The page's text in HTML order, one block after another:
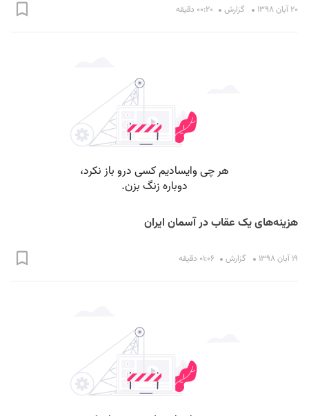
۲۰ آبان ۱۳۹۸ گزارش ۰۰:۲۰ دقیقه
هزینه‌های یک عقاب در آسمان ایران
۱۹ آبان ۱۳۹۸ گزارش ۰۱:۰۶ دقیقه